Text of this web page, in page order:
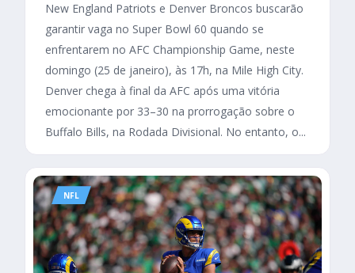
New England Patriots e Denver Broncos buscarão
garantir vaga no Super Bowl 60 quando se
enfrentarem no AFC Championship Game, neste
domingo (25 de janeiro), às 17h, na Mile High City.
Denver chega à final da AFC após uma vitória
emocionante por 33–30 na prorrogação sobre o
Buffalo Bills, na Rodada Divisional. No entanto, o...
NFL